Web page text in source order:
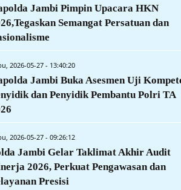
Jambi Pimpin Upacara HKN
Semangat Persatuan dan
2026-05-27 - 13:40:20
Jambi Buka Asesmen Uji
dan Penyidik Pembantu Polri TA
2026-05-27 - 09:26:12
Jambi Gelar Taklimat Akhir Audit
2026, Perkuat Pengawasan dan
Presisi